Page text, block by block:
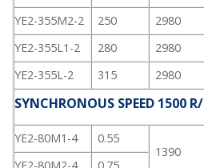
YE2-355M2-2
250 2980
YE2-355L1-2
280 2980
YE2-355L-2
315 2980
SYNCHRONOUS SPEED 1500
YE2-80M1-4
0.55
1390